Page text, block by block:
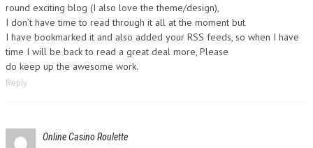
round exciting blog (I also love the theme/design),
I don’t have time to read through it all at the moment but
I have bookmarked it and also added your RSS feeds, so when I have
time I will be back to read a great deal more, Please
do keep up the awesome work.
Reply
Online Casino Roulette